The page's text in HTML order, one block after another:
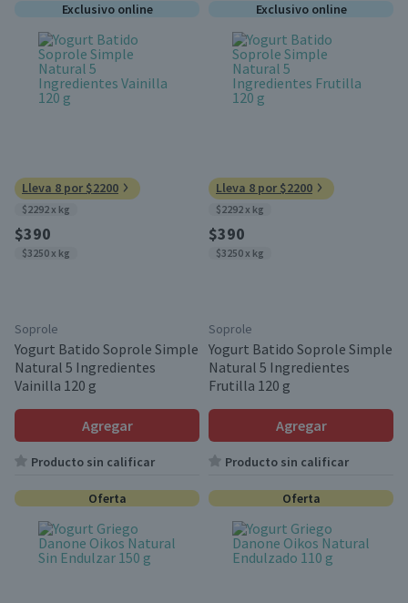
Exclusivo online
Lleva 8 por $2200
$2292 x kg
$390
$3250 x kg
Soprole
Yogurt Batido Soprole Simple
Natural 5 Ingredientes
Vainilla 120 g
Agregar
Producto sin calificar
Exclusivo online
Lleva 8 por $2200
$2292 x kg
$390
$3250 x kg
Soprole
Yogurt Batido Soprole Simple
Natural 5 Ingredientes
Frutilla 120 g
Agregar
Producto sin calificar
Oferta Oferta